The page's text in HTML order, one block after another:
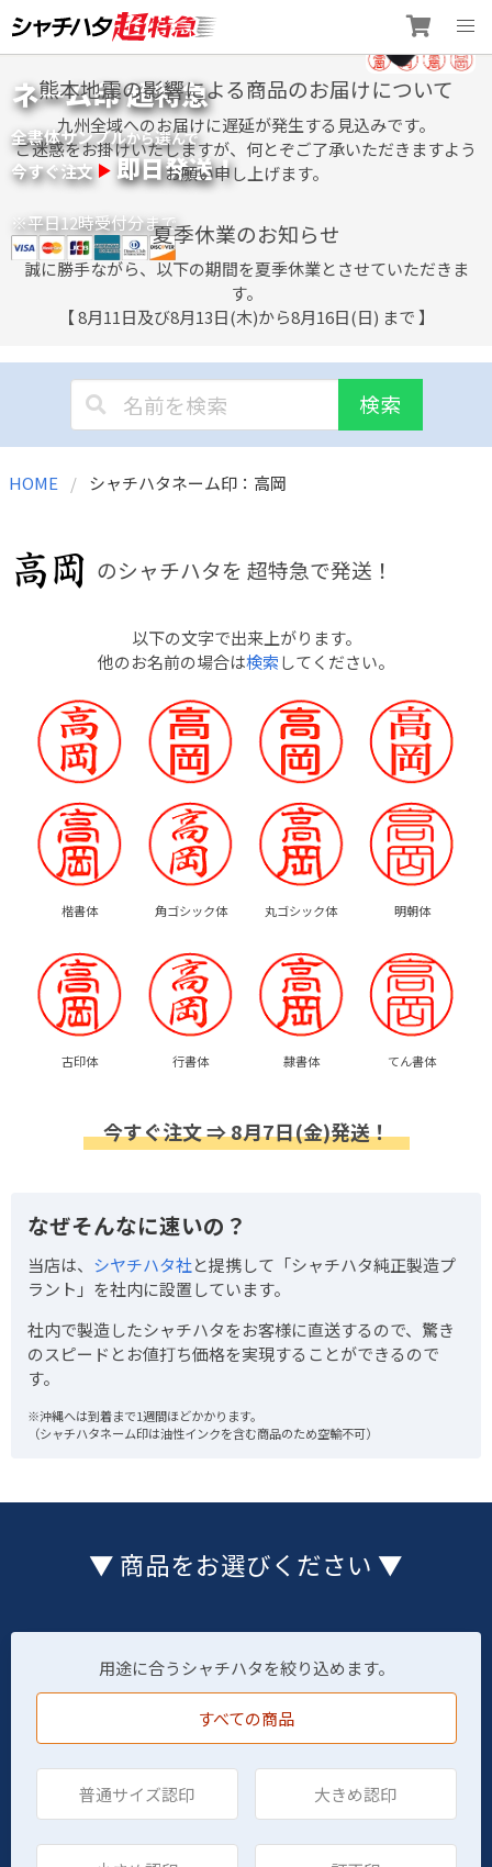
to
content
ネーム印 超特急
全書体サンプルから選んで
今すぐ注文 即日発送！
※平日12時受付分まで
熊本地震の影響による商品のお届けについて
九州全域へのお届けに遅延が発生する見込みです。
ご迷惑をお掛けいたしますが、何とぞご了承いただきますよう
お願い申し上げます。
夏季休業のお知らせ
誠に勝手ながら、以下の期間を夏季休業とさせていただきま
す。
【 8月11日及び8月13日(木)から8月16日(日) まで 】
検索
HOME シャチハタネーム印：高岡
のシャチハタを 超特急で発送！
以下の文字で出来上がります。
他のお名前の場合は検索してください。
楷書体 角ゴシック体 丸ゴシック体 明朝体
古印体 行書体 隷書体 てん書体
今すぐ注文 ⇒ 8月7日(金)発送！
なぜそんなに速いの？
当店は、 シヤチハタ社と提携して「シャチハタ純正製造プ
ラント」を社内に設置しています。
社内で製造したシャチハタをお客様に直送するので、驚き
のスピードとお値打ち価格を実現することができるので
す。
※沖縄へは到着まで1週間ほどかかります。
（シャチハタネーム印は油性インクを含む商品のため空輸不可）
▼ 商品をお選びください ▼
用途に合うシャチハタを絞り込めます。
すべての商品
普通サイズ認印 大きめ認印